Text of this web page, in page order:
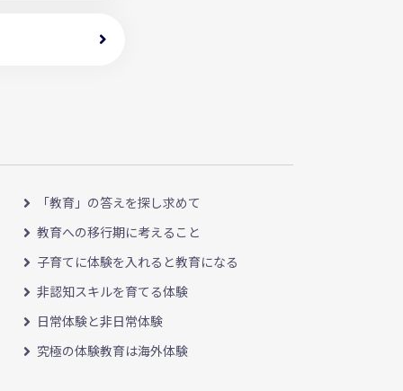
「教育」の答えを探し求めて
教育への移行期に考えること
子育てに体験を入れると教育になる
非認知スキルを育てる体験
日常体験と非日常体験
究極の体験教育は海外体験